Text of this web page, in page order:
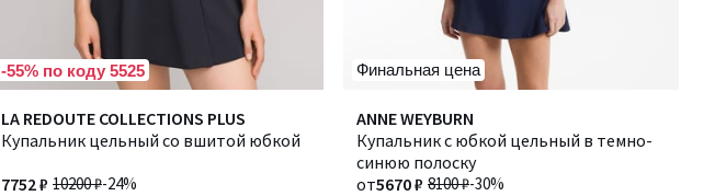
-55% по коду 5525
LA REDOUTE COLLECTIONS PLUS
Купальник цельный со вшитой юбкой
10200 ₽-24%
7752 ₽
Финальная цена
ANNE WEYBURN
Купальник с юбкой цельный в темно-
синюю полоску
8100 ₽-30%
от5670 ₽
4,6
/ 5